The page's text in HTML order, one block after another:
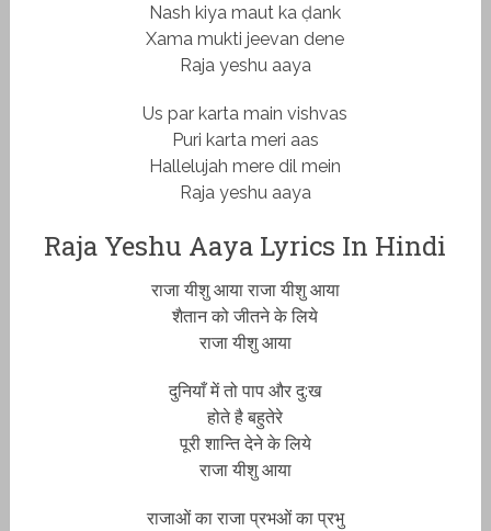
Nash kiya maut ka ḍank
Xama mukti jeevan dene
Raja yeshu aaya
Us par karta main vishvas
Puri karta meri aas
Hallelujah mere dil mein
Raja yeshu aaya
Raja Yeshu Aaya Lyrics In Hindi
राजा यीशु आया राजा यीशु आया
शैतान को जीतने के लिये
राजा यीशु आया
दुनियाँ में तो पाप और दु:ख
होते है बहुतेरे
पूरी शान्ति देने के लिये
राजा यीशु आया
राजाओं का राजा प्रभओं का प्रभु